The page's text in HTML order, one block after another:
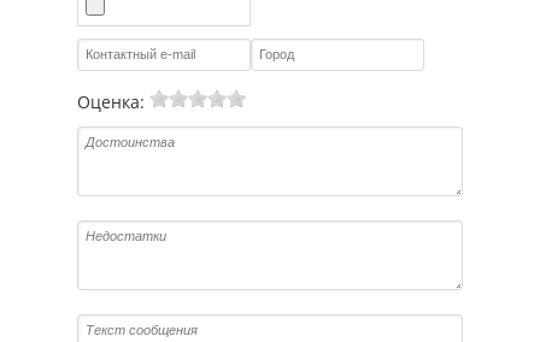
Оценка: